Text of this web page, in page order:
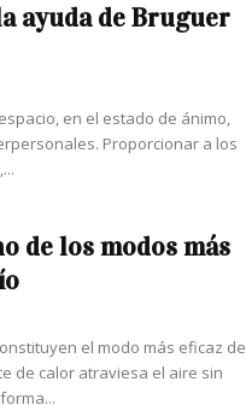
ayuda de Bruguer
en el estado de ánimo,
Proporcionar a los
de los modos más
el modo más eficaz de
de calor atraviesa el aire sin